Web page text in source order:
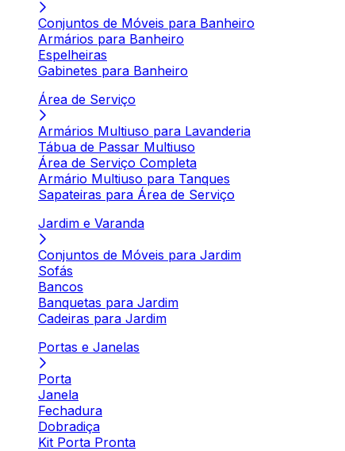
Conjuntos de Móveis para Banheiro
Armários para Banheiro
Espelheiras
Gabinetes para Banheiro
Área de Serviço
Armários Multiuso para Lavanderia
Tábua de Passar Multiuso
Área de Serviço Completa
Armário Multiuso para Tanques
Sapateiras para Área de Serviço
Jardim e Varanda
Conjuntos de Móveis para Jardim
Sofás
Bancos
Banquetas para Jardim
Cadeiras para Jardim
Portas e Janelas
Porta
Janela
Fechadura
Dobradiça
Kit Porta Pronta